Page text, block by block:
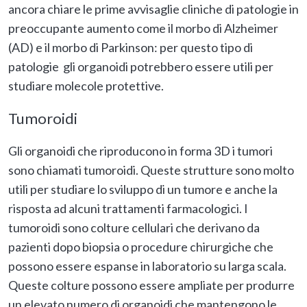
ancora chiare le prime avvisaglie cliniche di patologie in
preoccupante aumento come il morbo di Alzheimer
(AD) e il morbo di Parkinson: per questo tipo di
patologie gli organoidi potrebbero essere utili per
studiare molecole protettive.
Tumoroidi
Gli organoidi che riproducono in forma 3D i tumori
sono chiamati tumoroidi. Queste strutture sono molto
utili per studiare lo sviluppo di un tumore e anche la
risposta ad alcuni trattamenti farmacologici. I
tumoroidi sono colture cellulari che derivano da
pazienti dopo biopsia o procedure chirurgiche che
possono essere espanse in laboratorio su larga scala.
Queste colture possono essere ampliate per produrre